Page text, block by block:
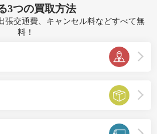
3つの買取方法
張交通費、キャンセル料などすべて無
料！